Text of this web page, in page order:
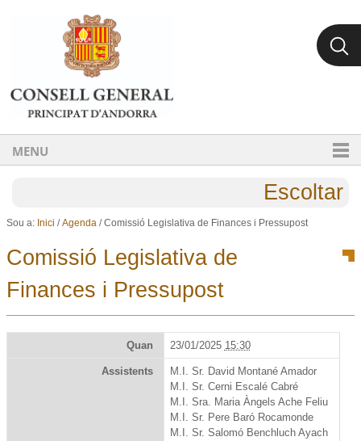
Ves al contingut.
Salta a la navegació
MENU
Escoltar
Sou a: Inici /Agenda /Comissió Legislativa de Finances i Pressupost
Comissió Legislativa de
Finances i Pressupost
Quan 23/01/2025 15:30
Assistents
M.I. Sr. David Montané Amador
M.I. Sr. Cerni Escalé Cabré
M.I. Sra. Maria Àngels Ache Feliu
M.I. Sr. Pere Baró Rocamonde
M.I. Sr. Salomó Benchluch Ayach